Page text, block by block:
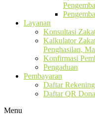
Layanan
Konsultasi
Kalkulator
Penghasilan,
Konfirmasi
Pengaduan
Pembayaran
Daftar Rekening
Daftar QR
Menu